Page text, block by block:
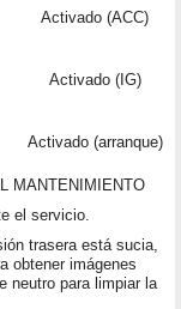
Activado (ACC)
Activado (IG)
Activado (arranque)
MANTENIMIENTO
el servicio.
trasera está sucia,
obtener imágenes
neutro para limpiar la